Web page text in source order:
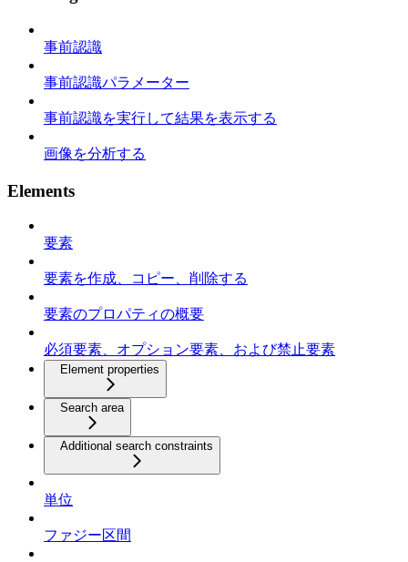
事前認識
事前認識パラメーター
事前認識を実行して結果を表示する
画像を分析する
Elements
要素
要素を作成、コピー、削除する
要素のプロパティの概要
必須要素、オプション要素、および禁止要素
Element properties
Search area
Additional search constraints
単位
ファジー区間